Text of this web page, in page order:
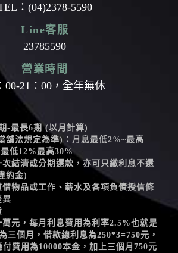
： (04)2378-5590
Line客服
23785590
營業時間
00-21：00，全年無休
-最長6期 (以月計算)
舖法規定為準)：月息最低2%~最高
低12%最高30%
結清或分期還款，亦可只繳利息不還
約金)
物品或工作、薪水及各項負債授信條
異
元，每月利息費用為利率2.5%也就是
三個月，借款總利息為250*3=750元，
費用為10000本金，加上三個月750元